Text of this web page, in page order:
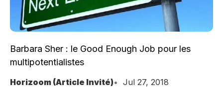
Barbara Sher : le Good Enough Job pour les
multipotentialistes
Horizoom (Article Invité)
Jul 27, 2018